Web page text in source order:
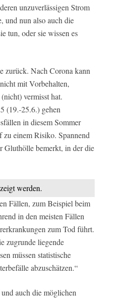
unzuverlässigen Strom
und nun also auch die
tun, oder sie wissen es
zurück. Nach Corona kann
mit Vorbehalten,
vermisst hat.
(19.-25.6.) gehen
in diesem Sommer
zu einem Risiko. Spannend
Gluthölle bemerkt, in der die
werden.
Fällen, zum Beispiel beim
in den meisten Fällen
zum Tod führt.
zugrunde liegende
müssen statistische
abzuschätzen.“
auch die möglichen